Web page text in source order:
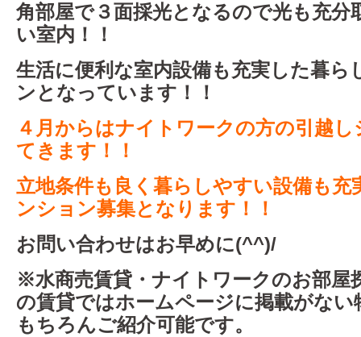
角部屋で３面採光となるので光も充分
い室内！！
生活に便利な室内設備も充実した暮ら
ンとなっています！！
４月からはナイトワークの方の引越
てきます！！
立地条件も良く暮らしやすい設備も充
ンション募集となります！！
お問い合わせはお早めに(^^)/
※水商売賃貸・ナイトワークのお部屋
の賃貸ではホームページに掲載がない
もちろんご紹介可能です。